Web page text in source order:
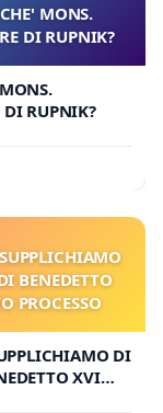
MONS.
DI RUPNIK?
DI RUPNIK?
BENEDETTO
PROCESSO
DI
XVI